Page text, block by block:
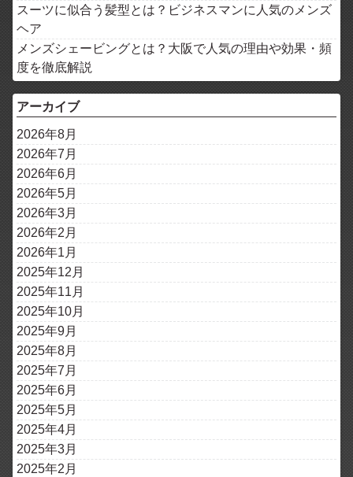
スーツに似合う髪型とは？ビジネスマンに人気のメンズ
ヘア
メンズシェービングとは？大阪で人気の理由や効果・頻
度を徹底解説
アーカイブ
2026年8月
2026年7月
2026年6月
2026年5月
2026年3月
2026年2月
2026年1月
2025年12月
2025年11月
2025年10月
2025年9月
2025年8月
2025年7月
2025年6月
2025年5月
2025年4月
2025年3月
2025年2月